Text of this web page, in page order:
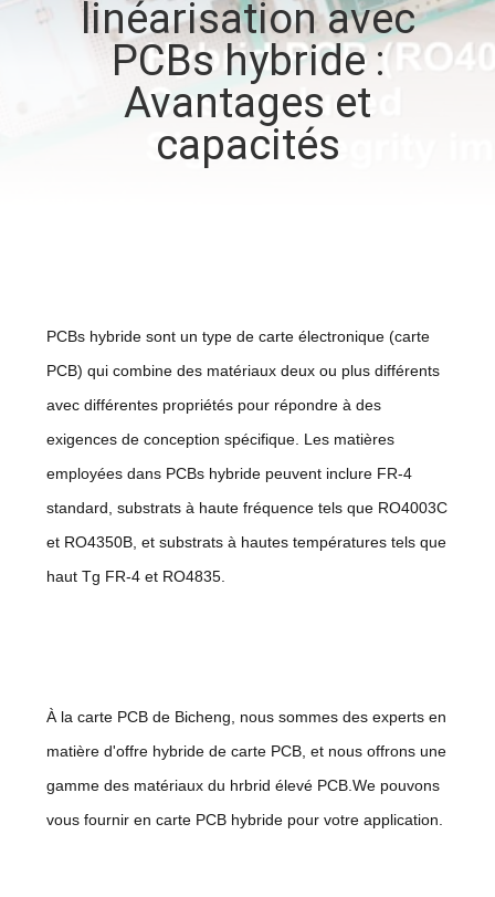
NOUS
QUALITÉ
NOUS
CONTACTER
NOUVELLES
SITE
POLITIQUE
linéarisation avec
PCBs hybride :
Avantages et
capacités
PCBs hybride sont un type de carte électronique (carte
PCB) qui combine des matériaux deux ou plus différents
avec différentes propriétés pour répondre à des
exigences de conception spécifique. Les matières
employées dans PCBs hybride peuvent inclure FR-4
standard, substrats à haute fréquence tels que RO4003C
et RO4350B, et substrats à hautes températures tels que
haut Tg FR-4 et RO4835.
À la carte PCB de Bicheng, nous sommes des experts en
matière d'offre hybride de carte PCB, et nous offrons une
gamme des matériaux du hrbrid élevé PCB.We pouvons
vous fournir en carte PCB hybride pour votre application.